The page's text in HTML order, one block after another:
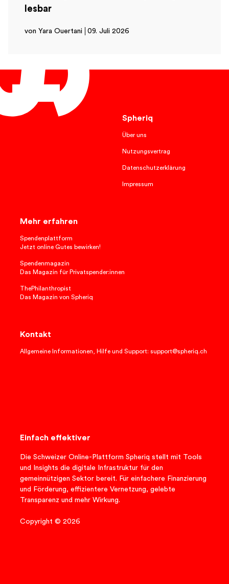
lesbar
von Yara Ouertani 09. Juli 2026
Spheriq
Über uns
Nutzungsvertrag
Datenschutzerklärung
Impressum
Mehr erfahren
Spendenplattform
Jetzt online Gutes bewirken!
Spendenmagazin
Das Magazin für Privatspender:innen
ThePhilanthropist
Das Magazin von Spheriq
Kontakt
Allgemeine Informationen, Hilfe und Support: support@spheriq.ch
Einfach effektiver
Die Schweizer Online-Plattform Spheriq stellt mit Tools
und Insights die digitale Infrastruktur für den
gemeinnützigen Sektor bereit. Für einfachere Finanzierung
und Förderung, effizientere Vernetzung, gelebte
Transparenz und mehr Wirkung.
Copyright © 2026